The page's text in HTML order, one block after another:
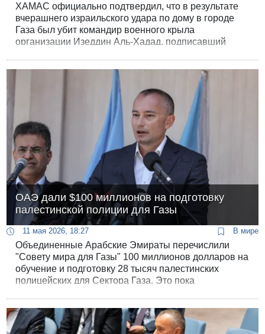
ХАМАС официально подтвердил, что в результате
вчерашнего израильского удара по дому в городе
Газа был убит командир военного крыла
организации Изеддин Аль-Хадад, подписавший
ОАЭ дали $100 миллионов на подготовку
палестинской полиции для Газы
11 мая 2026, 18:27 В мире
Объединенные Арабские Эмираты перечислили
"Совету мира для Газы" 100 миллионов долларов на
обучение и подготовку 28 тысяч палестинских
полицейских для Сектора Газа. Это пока